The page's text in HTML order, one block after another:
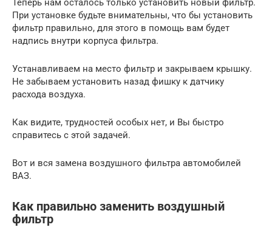
Теперь нам осталось только установить новый фильтр.
При установке будьте внимательны, что бы установить
фильтр правильно, для этого в помощь вам будет
надпись внутри корпуса фильтра.
Устанавливаем на место фильтр и закрываем крышку.
Не забываем установить назад фишку к датчику
расхода воздуха.
Как видите, трудностей особых нет, и Вы быстро
справитесь с этой задачей.
Вот и вся замена воздушного фильтра автомобилей
ВАЗ.
Как правильно заменить воздушный
фильтр